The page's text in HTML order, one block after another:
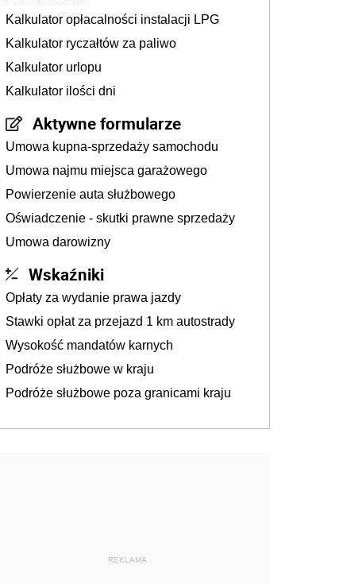
Kalkulator opłacalności instalacji LPG
Kalkulator ryczałtów za paliwo
Kalkulator urlopu
Kalkulator ilości dni
Aktywne formularze
Umowa kupna-sprzedaży samochodu
Umowa najmu miejsca garażowego
Powierzenie auta służbowego
Oświadczenie - skutki prawne sprzedaży
Umowa darowizny
Wskaźniki
Opłaty za wydanie prawa jazdy
Stawki opłat za przejazd 1 km autostrady
Wysokość mandatów karnych
Podróże służbowe w kraju
Podróże służbowe poza granicami kraju
REKLAMA